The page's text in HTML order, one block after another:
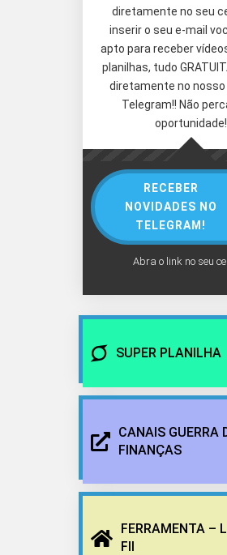
diretamente no seu
inserir o seu e-mail
apto para receber
planilhas, tudo
diretamente no nosso
Telegram!! Não
oportunidade!
RECEBER
NOVIDADES NO
TELEGRAM!
Abra o link no seu
SUPER PLANILHA
CANAIS GUERRA
FINANÇAS
FERRAMENTA –
FII